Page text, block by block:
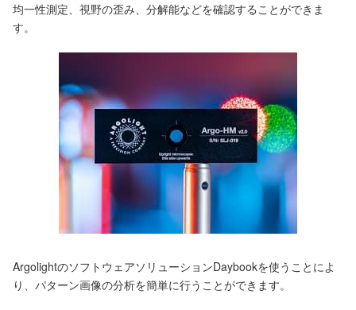
均一性測定、視野の歪み、分解能などを確認することができま
す。
ArgolightのソフトウェアソリューションDaybookを使うことによ
り、パターン画像の分析を簡単に行うことができます。